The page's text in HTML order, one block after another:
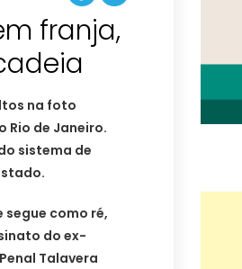
franja,
na foto
Rio de Janeiro.
sistema de
como ré,
do ex-
Talavera